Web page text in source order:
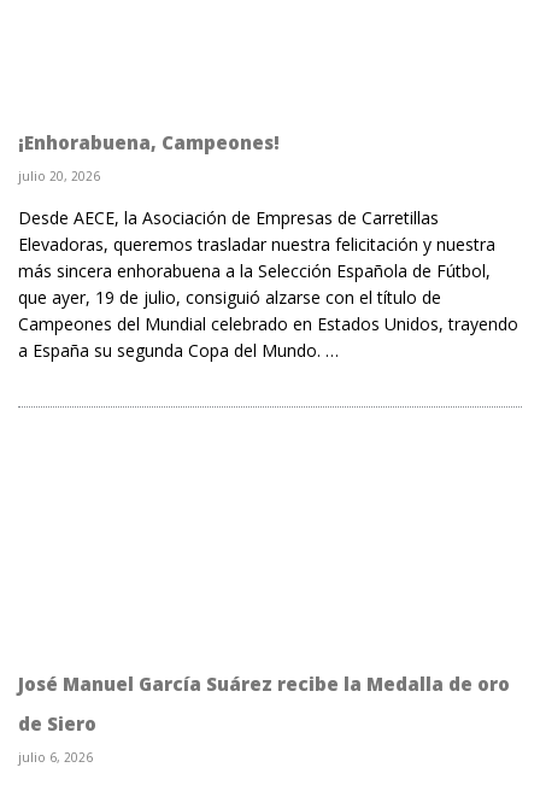
¡Enhorabuena, Campeones!
julio 20, 2026
Desde AECE, la Asociación de Empresas de Carretillas
Elevadoras, queremos trasladar nuestra felicitación y nuestra
más sincera enhorabuena a la Selección Española de Fútbol,
que ayer, 19 de julio, consiguió alzarse con el título de
Campeones del Mundial celebrado en Estados Unidos, trayendo
a España su segunda Copa del Mundo. …
José Manuel García Suárez recibe la Medalla de oro
de Siero
julio 6, 2026